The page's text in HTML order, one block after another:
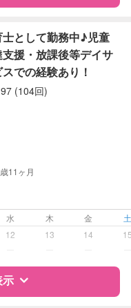
ていません
、ともに不可
別に相談
として勤務中♪児童
援・放課後等デイサ
での経験あり！
(104回)
11ヶ月
水 木 金
12 13 14